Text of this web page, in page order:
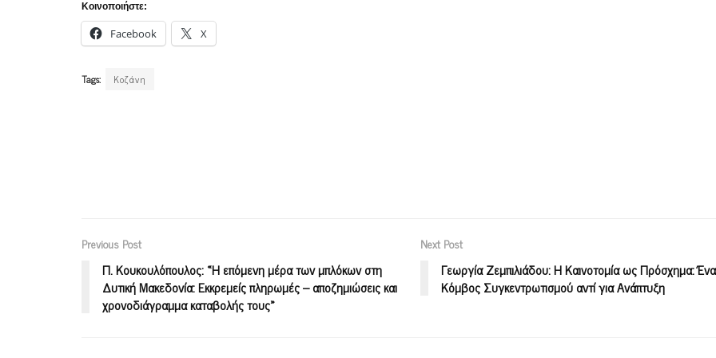
Κοινοποιήστε:
Facebook X
Tags: Κοζάνη
Previous Post
Π. Κουκουλόπουλος: «Η επόμενη μέρα των μπλόκων στη
Δυτική Μακεδονία: Εκκρεμείς πληρωμές – αποζημιώσεις και
χρονοδιάγραμμα καταβολής τους»
Next Post
Γεωργία Ζεμπιλιάδου: Η Καινοτομία ως Πρόσχημα:
Κόμβος Συγκεντρωτισμού αντί για Ανάπτυξη